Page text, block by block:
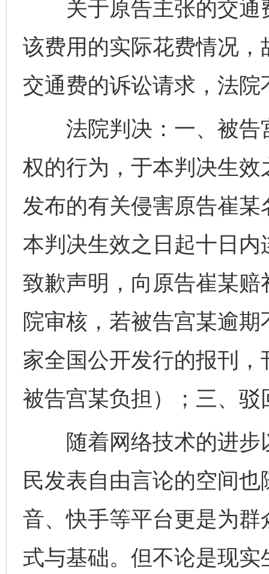
关于原告主张的交通
该费用的实际花费情况
交通费的诉讼请求，法院
法院判决：一、被告
权的行为，于本判决生
发布的有关侵害原告崔
本判决生效之日起十日
致歉声明，向原告崔某
院审核，若被告宫某逾
家全国公开发行的报刊
被告宫某负担）；三、
随着网络技术的进步
民发表自由言论的空间
音、快手等平台更是为
式与基础。但不论是现